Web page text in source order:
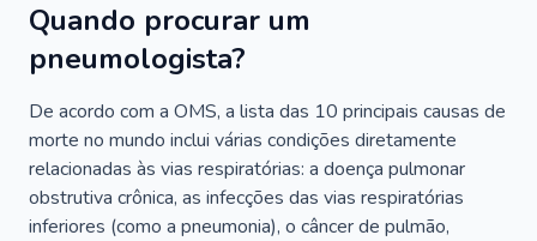
Quando procurar um
pneumologista?
De acordo com a OMS, a lista das 10 principais causas de
morte no mundo inclui várias condições diretamente
relacionadas às vias respiratórias: a doença pulmonar
obstrutiva crônica, as infecções das vias respiratórias
inferiores (como a pneumonia), o câncer de pulmão,